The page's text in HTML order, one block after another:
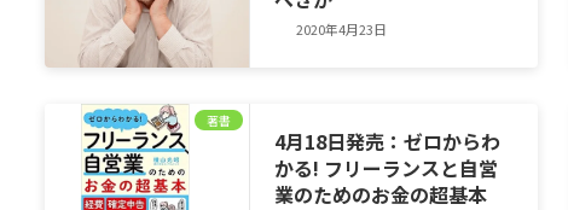
2020年4月23日
著書
4月18日発売：ゼロからわ
かる! フリーランスと自営
業のためのお金の超基本